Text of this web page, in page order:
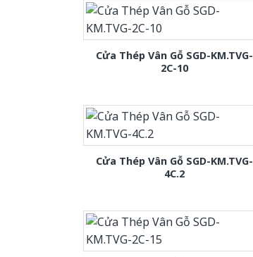
Cửa Thép Vân Gỗ SGD-KM.TVG-
2C-10
Cửa Thép Vân Gỗ SGD-KM.TVG-
4C.2